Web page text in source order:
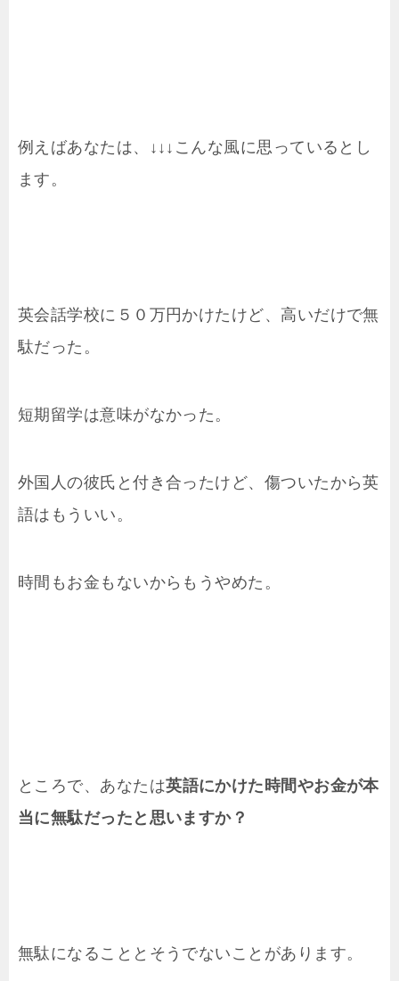
例えばあなたは、↓↓↓こんな風に思っているとし
ます。
英会話学校に５０万円かけたけど、高いだけで無
駄だった。
短期留学は意味がなかった。
外国人の彼氏と付き合ったけど、傷ついたから英
語はもういい。
時間もお金もないからもうやめた。
ところで、あなたは英語にかけた時間やお金が本
当に無駄だったと思いますか？
無駄になることとそうでないことがあります。